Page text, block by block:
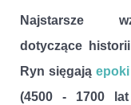
Najstarsze
dotyczące
Ryn sięgają
(4500 - 1700 lat